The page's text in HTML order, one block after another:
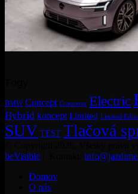
BMW Concept Crossover Electric
Hybrid koncept Limited Limited
SUV TEST Tlačová
beVisible
Domov
O nás